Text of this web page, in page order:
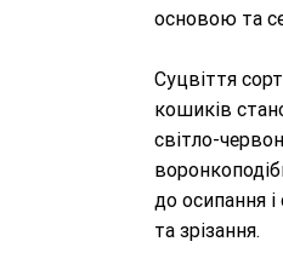
основою та
Суцвіття
кошиків
світло-
до осипання
та зрізання.